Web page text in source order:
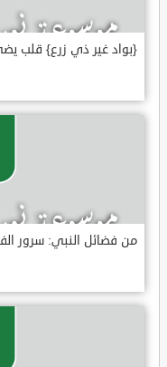
{بواد غير ذي زرع} قلب
من فضائل النبي: سرور